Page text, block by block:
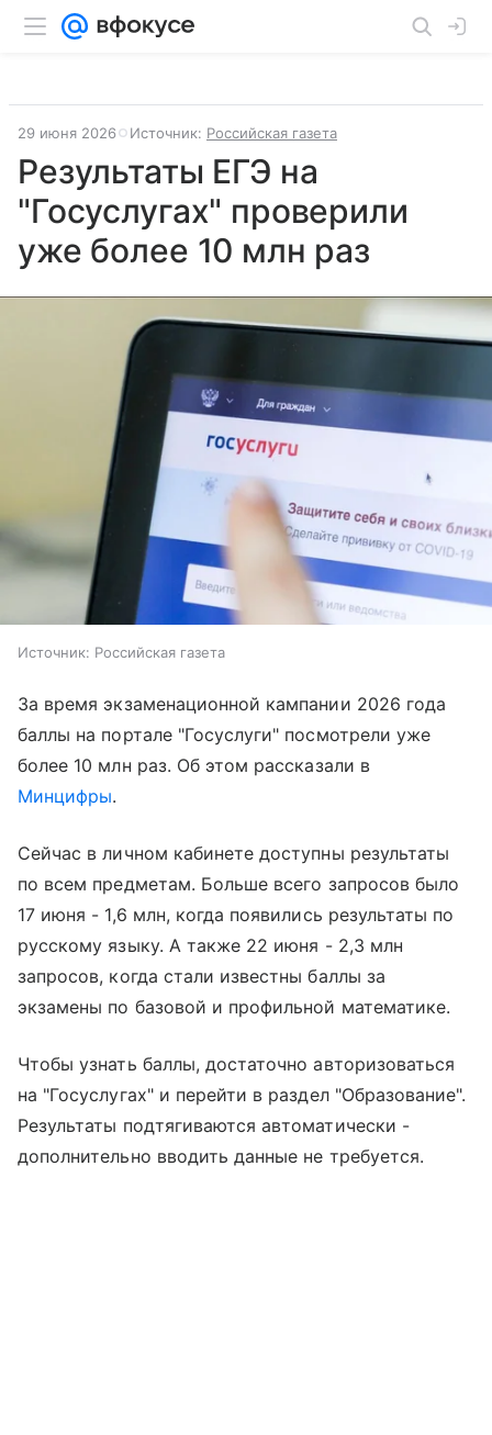
29 июня 2026 Источник: Российская газета
Результаты ЕГЭ на
"Госуслугах" проверили
уже более 10 млн раз
Источник: Российская газета
За время экзаменационной кампании 2026 года
баллы на портале "Госуслуги" посмотрели уже
более 10 млн раз. Об этом рассказали в
Минцифры.
Сейчас в личном кабинете доступны результаты
по всем предметам. Больше всего запросов было
17 июня - 1,6 млн, когда появились результаты по
русскому языку. А также 22 июня - 2,3 млн
запросов, когда стали известны баллы за
экзамены по базовой и профильной математике.
Чтобы узнать баллы, достаточно авторизоваться
на "Госуслугах" и перейти в раздел "Образование".
Результаты подтягиваются автоматически -
дополнительно вводить данные не требуется.